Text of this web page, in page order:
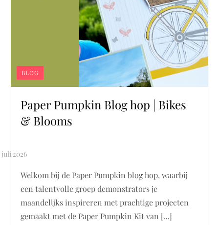
BLOG
Paper Pumpkin Blog hop | Bikes
& Blooms
Welkom bij de Paper Pumpkin blog hop, waarbij
een talentvolle groep demonstrators je
maandelijks inspireren met prachtige projecten
gemaakt met de Paper Pumpkin Kit van […]